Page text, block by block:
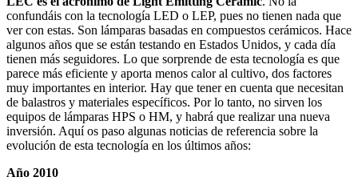
confundáis con la tecnología LED o LEP, pues no tienen nada que
ver con estas. Son lámparas basadas en compuestos cerámicos. Hace
algunos años que se están testando en Estados Unidos, y cada día
tienen más seguidores. Lo que sorprende de esta tecnología es que
parece más eficiente y aporta menos calor al cultivo, dos factores
muy importantes en interior. Hay que tener en cuenta que necesitan
de balastros y materiales específicos. Por lo tanto, no sirven los
equipos de lámparas HPS o HM, y habrá que realizar una nueva
inversión. Aquí os paso algunas noticias de referencia sobre la
evolución de esta tecnología en los últimos años:
Año 2010